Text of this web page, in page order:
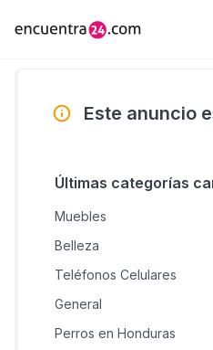
Este anuncio
Últimas categorías
Muebles
Belleza
Teléfonos Celulares
General
Perros en Honduras